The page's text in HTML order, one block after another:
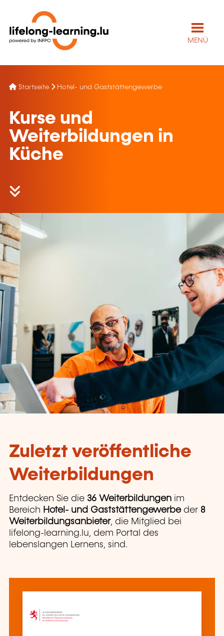
MENÜ
Startseite Hotel- und Gaststättengewerbe
Kurse und
Weiterbildungen in
Küche
Zuletzt veröffentliche
Weiterbildungen
Entdecken Sie die 36 Weiterbildungen im
Bereich Hotel- und Gaststättengewerbeder 8
Weiterbildungsanbieter, die Mitglied bei
lifelong-learning.lu, dem Portal des
lebenslangen Lernens, sind.